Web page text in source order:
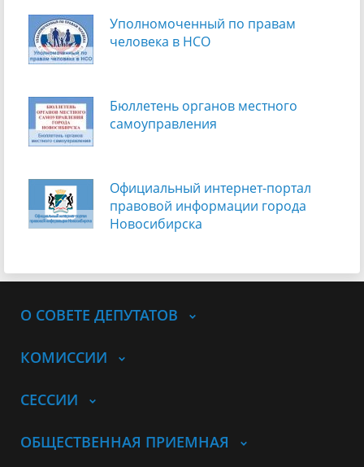
Уполномоченный по правам
человека в НСО
Бюллетень органов местного
самоуправления
Официальный интернет-портал
правовой информации города
Новосибирска
О СОВЕТЕ ДЕПУТАТОВ
КОМИССИИ
СЕССИИ
ОБЩЕСТВЕННАЯ ПРИЕМНАЯ